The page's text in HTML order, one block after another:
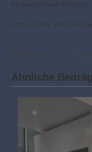
für ausgefallene
Foto: © Velux und VFF/
Ähnliche